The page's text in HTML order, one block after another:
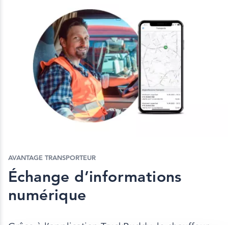
AVANTAGE TRANSPORTEUR
Échange d’informations
numérique